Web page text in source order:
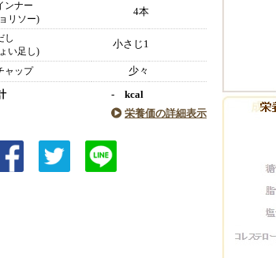
ンナー
リソー)
4本
し
い足し)
小さじ1
ャップ 少々
- kcal
栄養価の詳細表示